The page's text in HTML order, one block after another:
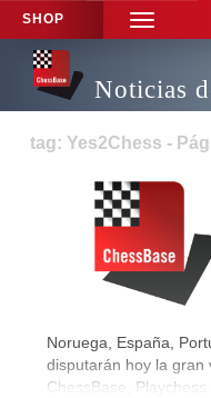
SHOP
TOGGLE
Noticias
tag: Yes2Chess -
Noruega, España,
disputarán hoy la gran
ChessBase,